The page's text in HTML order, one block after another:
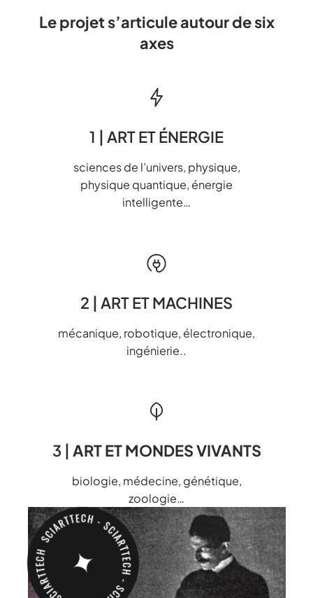
Le projet s’articule autour de six
axes
1 | ART ET ÉNERGIE
sciences de l’univers, physique,
physique quantique, énergie
intelligente…
2 | ART ET MACHINES
mécanique, robotique, électronique,
ingénierie..
3 | ART ET MONDES VIVANTS
biologie, médecine, génétique,
zoologie…